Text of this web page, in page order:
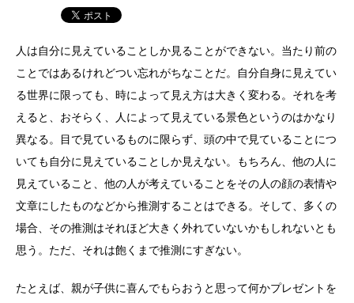
人は自分に見えていることしか見ることができない。当たり前の
ことではあるけれどつい忘れがちなことだ。自分自身に見えてい
る世界に限っても、時によって見え方は大きく変わる。それを考
えると、おそらく、人によって見えている景色というのはかなり
異なる。目で見ているものに限らず、頭の中で見ていることにつ
いても自分に見えていることしか見えない。もちろん、他の人に
見えていること、他の人が考えていることをその人の顔の表情や
文章にしたものなどから推測することはできる。そして、多くの
場合、その推測はそれほど大きく外れていないかもしれないとも
思う。ただ、それは飽くまで推測にすぎない。
たとえば、親が子供に喜んでもらおうと思って何かプレゼントを